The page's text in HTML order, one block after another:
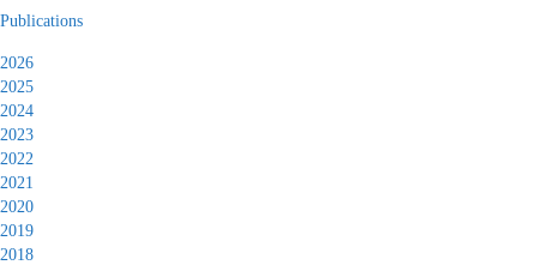
Publications
2026
2025
2024
2023
2022
2021
2020
2019
2018